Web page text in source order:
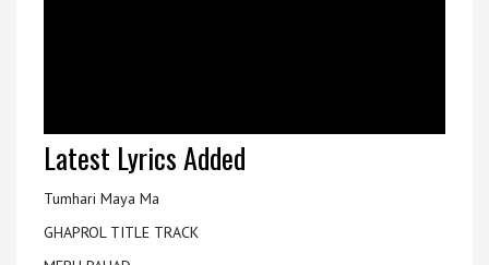
Latest Lyrics Added
Tumhari Maya Ma
GHAPROL TITLE TRACK